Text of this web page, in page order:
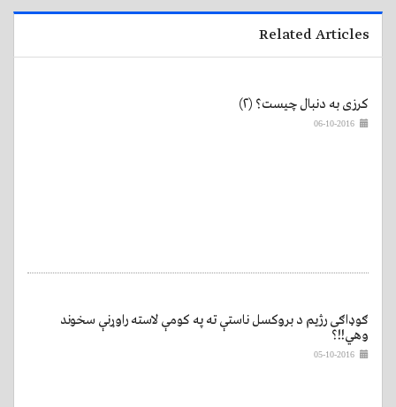
Related Articles
کرزی به دنبال چیست؟ (۲)
06-10-2016
ګوډاګی رژیم د بروکسل ناستې ته په کومې لاسته راوړنې سخوند
وهي!!؟
05-10-2016